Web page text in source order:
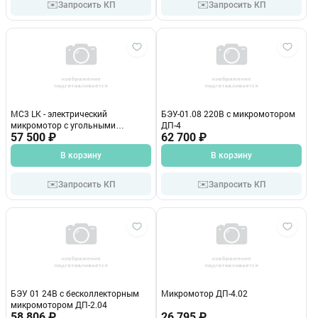
✉️Запросить КП ✉️Запросить КП
MC3 LK - электрический
микромотор с угольными
щетками, c подсветкой, съёмная
муфта Bien-Air (Швейцария)
57 500 ₽
В корзину
✉️Запросить КП
БЭУ-01.08 220В с микромотором
ДП-4
62 700 ₽
В корзину
✉️Запросить КП
БЭУ 01 24В с бесколлекторным
микромотором ДП-2.04
Микромотор ДП-4.02